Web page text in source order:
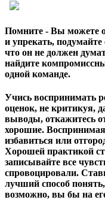
Помните - Вы можете
и упрекать,
что он не должен
найдите
одной команде.
Учись воспринимать
оценок, не критикуя,
выводы, откажитесь
хорошие. Воспринимая
избавиться или
Хорошей практикой
записывайте все
спровоцировали.
лучший способ
возможно, вы бы на